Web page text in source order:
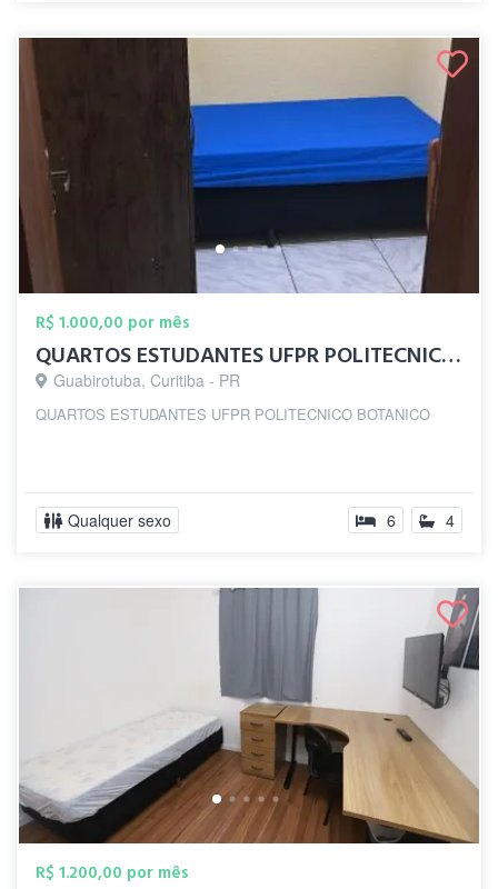
R$ 1.000,00 por mês
QUARTOS ESTUDANTES UFPR POLITECNICO BOTA...
Guabirotuba, Curitiba - PR
QUARTOS ESTUDANTES UFPR POLITECNICO BOTANICO
Qualquer sexo 6 4
R$ 1.200,00 por mês